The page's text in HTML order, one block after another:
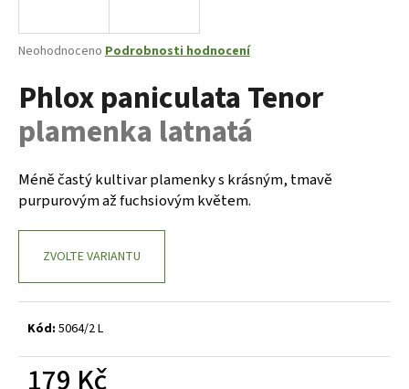
Průměrné
produktu
je
hvězdiček.
Neohodnoceno Podrobnosti hodnocení
Phlox paniculata Tenor
plamenka latnatá
Méně častý kultivar plamenky s krásným, tmavě
purpurovým až fuchsiovým květem.
ZVOLTE VARIANTU
Kód: 5064/2 L
179 Kč
j
t
?
HLEDAT
D
o